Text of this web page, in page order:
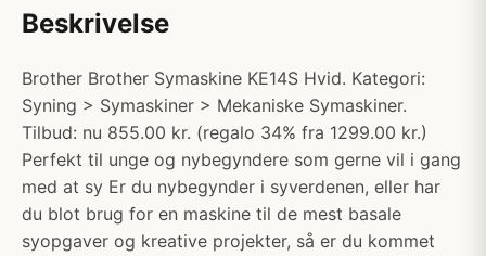
Beskrivelse
Brother Brother Symaskine KE14S Hvid. Kategori:
Syning > Symaskiner > Mekaniske Symaskiner.
Tilbud: nu 855.00 kr. (regalo 34% fra 1299.00 kr.)
Perfekt til unge og nybegyndere som gerne vil i gang
med at sy Er du nybegynder i syverdenen, eller har
du blot brug for en maskine til de mest basale
syopgaver og kreative projekter, så er du kommet